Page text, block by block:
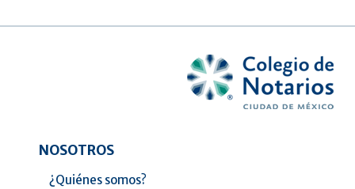
NOSOTROS
¿Quiénes somos?